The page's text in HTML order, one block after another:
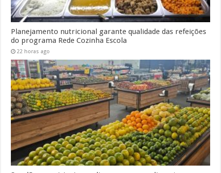
Planejamento nutricional garante qualidade das refeições
do programa Rede Cozinha Escola
22 horas ago